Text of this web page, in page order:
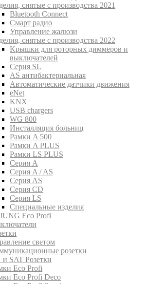
снятые с производства 2021
Bluetooth Connect
Смарт радио
Управление жалюзи
снятые с производства 2022
Kрышки для роторных диммеров и
выключателей
Серия SL
AS антибактериальная
Aвтоматические датчики движения
eNet
KNX
USB chargers
WG 800
Инсталляция больниц
Рамки A 500
Рамки A PLUS
Рамки LS PLUS
Серия A
Серия A / AS
Серия AS
Серия CD
Серия LS
Специальные изделия
Eco Profi
светом
розетки
SAT Розетки
Eco Profi
Eco Profi Deco